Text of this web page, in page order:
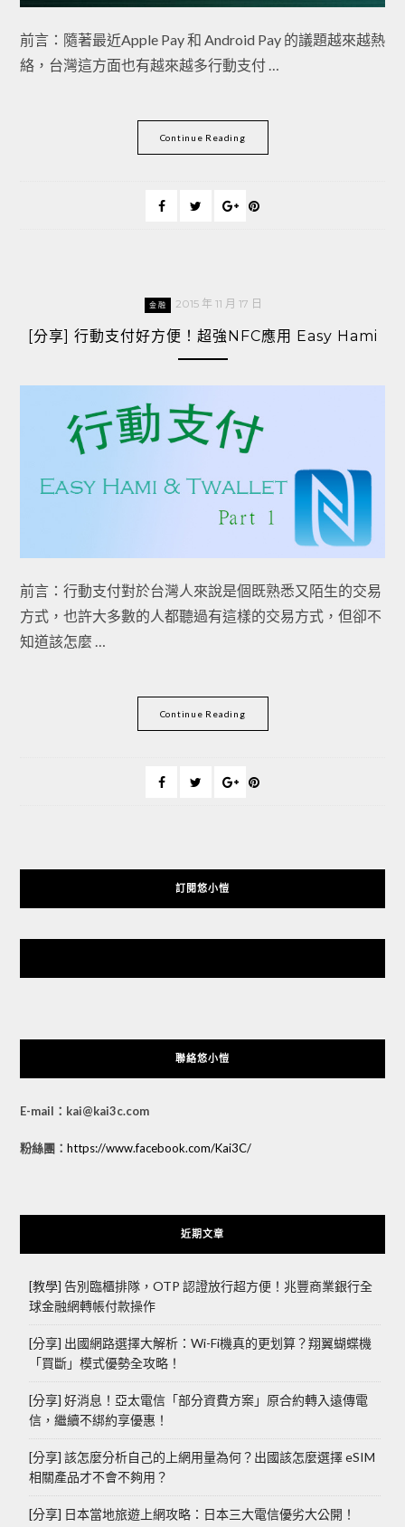
前言：隨著最近Apple Pay 和 Android Pay 的議題越來越熱
絡，台灣這方面也有越來越多行動支付 …
Continue Reading
金融 2015 年 11 月 17 日
[分享] 行動支付好方便！超強NFC應用 Easy Hami
前言：行動支付對於台灣人來說是個既熟悉又陌生的交易
方式，也許大多數的人都聽過有這樣的交易方式，但卻不
知道該怎麼 …
Continue Reading
訂閱悠小愷
聯絡悠小愷
E-mail：kai@kai3c.com
粉絲團： https://www.facebook.com/Kai3C/
近期文章
[教學] 告別臨櫃排隊，OTP 認證放行超方便！兆豐商業銀行全
球金融網轉帳付款操作
[分享] 出國網路選擇大解析：Wi-Fi機真的更划算？翔翼蝴蝶機
「買斷」模式優勢全攻略！
[分享] 好消息！亞太電信「部分資費方案」原合約轉入遠傳電
信，繼續不綁約享優惠！
[分享] 該怎麼分析自己的上網用量為何？出國該怎麼選擇 eSIM
相關產品才不會不夠用？
[分享] 日本當地旅遊上網攻略：日本三大電信優劣大公開！